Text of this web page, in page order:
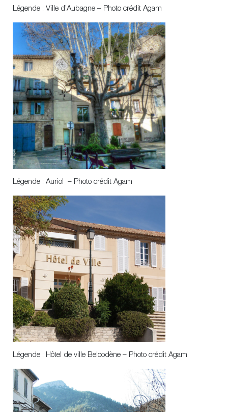
Légende : Ville d’Aubagne – Photo crédit Agam
Légende : Auriol – Photo crédit Agam
Légende : Hôtel de ville Belcodène – Photo crédit Agam